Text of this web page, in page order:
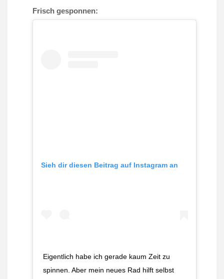
Frisch gesponnen:
Sieh dir diesen Beitrag auf Instagram an
Eigentlich habe ich gerade kaum Zeit zu
spinnen. Aber mein neues Rad hilft selbst